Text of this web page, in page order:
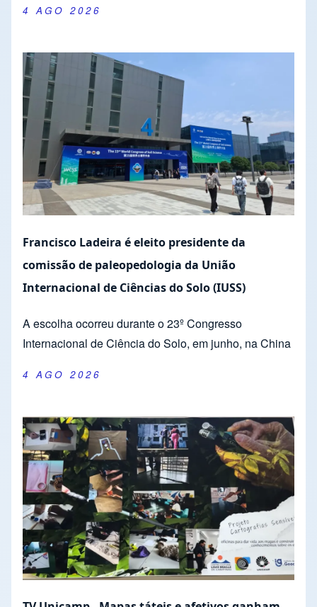
4 AGO 2026
Francisco Ladeira é eleito presidente da
comissão de paleopedologia da União
Internacional de Ciências do Solo (IUSS)
A escolha ocorreu durante o 23º Congresso
Internacional de Ciência do Solo, em junho, na China
4 AGO 2026